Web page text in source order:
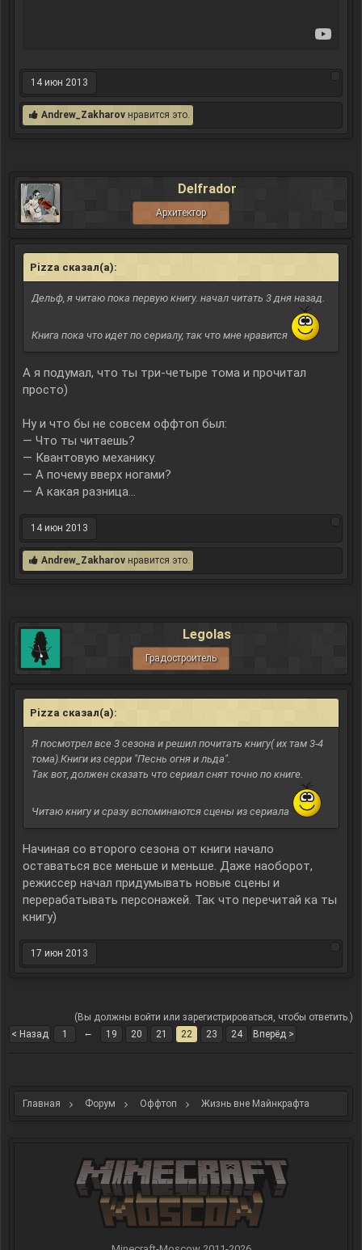
14 июн 2013
Andrew_Zakharov нравится это.
Delfrador
Архитектор
Pizza сказал(а):
Дельф, я читаю пока первую книгу. начал читать 3 дня назад.
Книга пока что идет по сериалу, так что мне нравится
А я подумал, что ты три-четыре тома и прочитал
просто)
Ну и что бы не совсем оффтоп был:
— Что ты читаешь?
— Квантовую механику.
— А почему вверх ногами?
— А какая разница…
14 июн 2013
Andrew_Zakharov нравится это.
Legolas
Градостроитель
Pizza сказал(а):
Я посмотрел все 3 сезона и решил почитать книгу( их там 3-4
тома).Книги из серри "Песнь огня и льда".
Так вот, должен сказать что сериал снят точно по книге.
Читаю книгу и сразу вспоминаются сцены из сериала
Начиная со второго сезона от книги начало
оставаться все меньше и меньше. Даже наоборот,
режиссер начал придумывать новые сцены и
перерабатывать персонажей. Так что перечитай ка ты
книгу)
17 июн 2013
(Вы должны войти или зарегистрироваться, чтобы ответить.)
< Назад
1 ← 19 20 21 22 23 24 Вперёд >
Главная Форум Оффтоп Жизнь вне Майнкрафта